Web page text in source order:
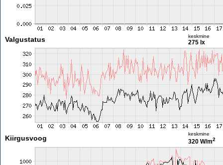
Valgustatus keskmine
275 lx
Kiirgusvoog
keskmine
320 W/m2